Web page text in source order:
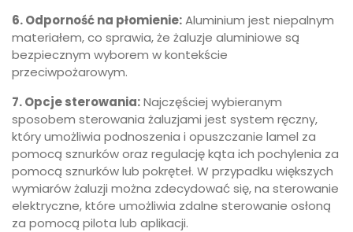
6. Odporność na płomienie:Aluminium jest niepalnym
materiałem, co sprawia, że żaluzje aluminiowe są
bezpiecznym wyborem w kontekście
przeciwpożarowym.
7. Opcje sterowania:Najczęściej wybieranym
sposobem sterowania żaluzjami jest system ręczny,
który umożliwia podnoszenia i opuszczanie lamel za
pomocą sznurków oraz regulację kąta ich pochylenia za
pomocą sznurków lub pokręteł. W przypadku większych
wymiarów żaluzji można zdecydować się, na sterowanie
elektryczne, które umożliwia zdalne sterowanie osłoną
za pomocą pilota lub aplikacji.